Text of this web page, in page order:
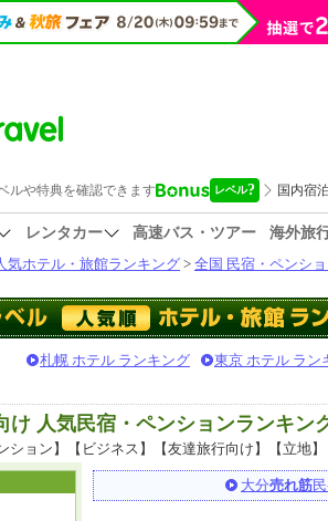
レンタカー 高速バス・ツアー
海外旅
気ホテル・旅館ランキング > 全国 民宿・ペンシ
札幌 ホテル ランキング 東京 ホテル ラン
け 人気民宿・ペンションランキン
ション】【ビジネス】【友達旅行向け】【立地】
大分売れ筋